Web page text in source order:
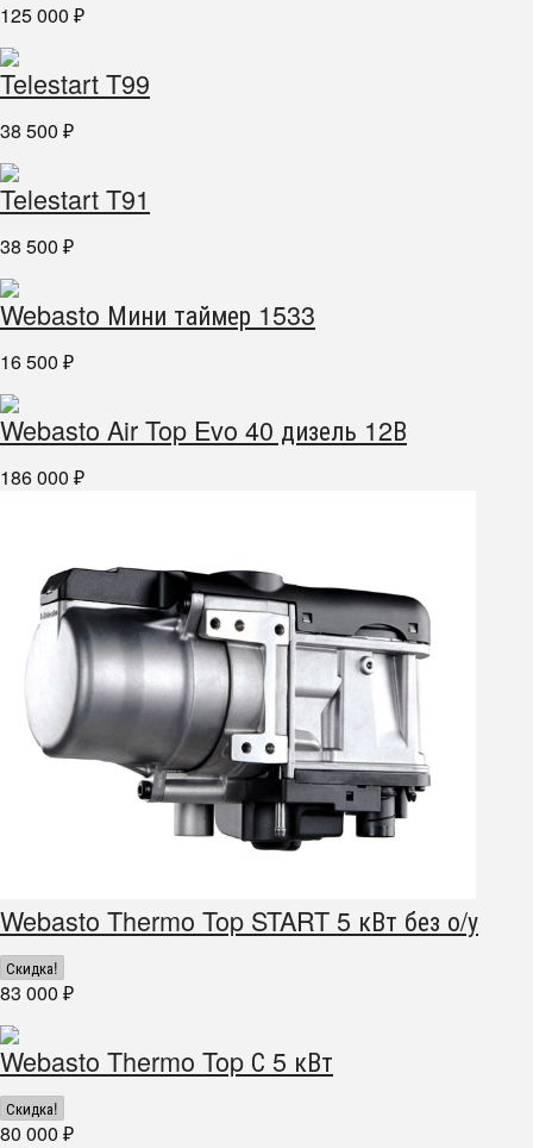
125 000 ₽
Telestart T99
38 500 ₽
Telestart T91
38 500 ₽
Webasto Мини таймер 1533
16 500 ₽
Webasto Air Top Evo 40 дизель 12В
186 000 ₽
Webasto Thermo Top START 5 кВт без о/у
Скидка!
83 000 ₽
Webasto Thermo Top С 5 кВт
Скидка!
80 000 ₽